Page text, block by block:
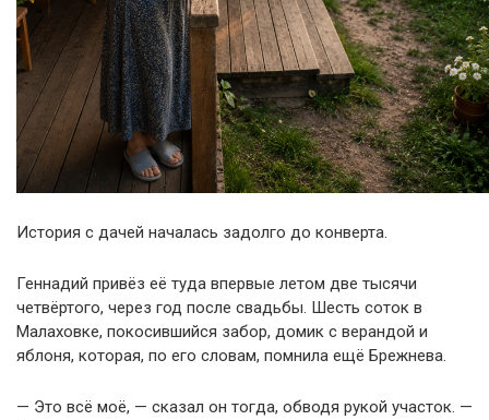
История с дачей началась задолго до конверта.
Геннадий привёз её туда впервые летом две тысячи
четвёртого, через год после свадьбы. Шесть соток в
Малаховке, покосившийся забор, домик с верандой и
яблоня, которая, по его словам, помнила ещё Брежнева.
— Это всё моё, — сказал он тогда, обводя рукой участок. —